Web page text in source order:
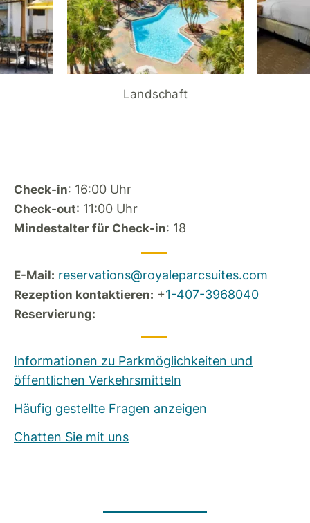
Landschaft
Check-in: 16:00 Uhr
Check-out: 11:00 Uhr
Mindestalter für Check-in: 18
E-Mail: reservations@royaleparcsuites.com
Rezeption kontaktieren: +1-407-3968040
Reservierung:
Informationen zu Parkmöglichkeiten und
öffentlichen Verkehrsmitteln
Häufig gestellte Fragen anzeigen
Chatten Sie mit uns